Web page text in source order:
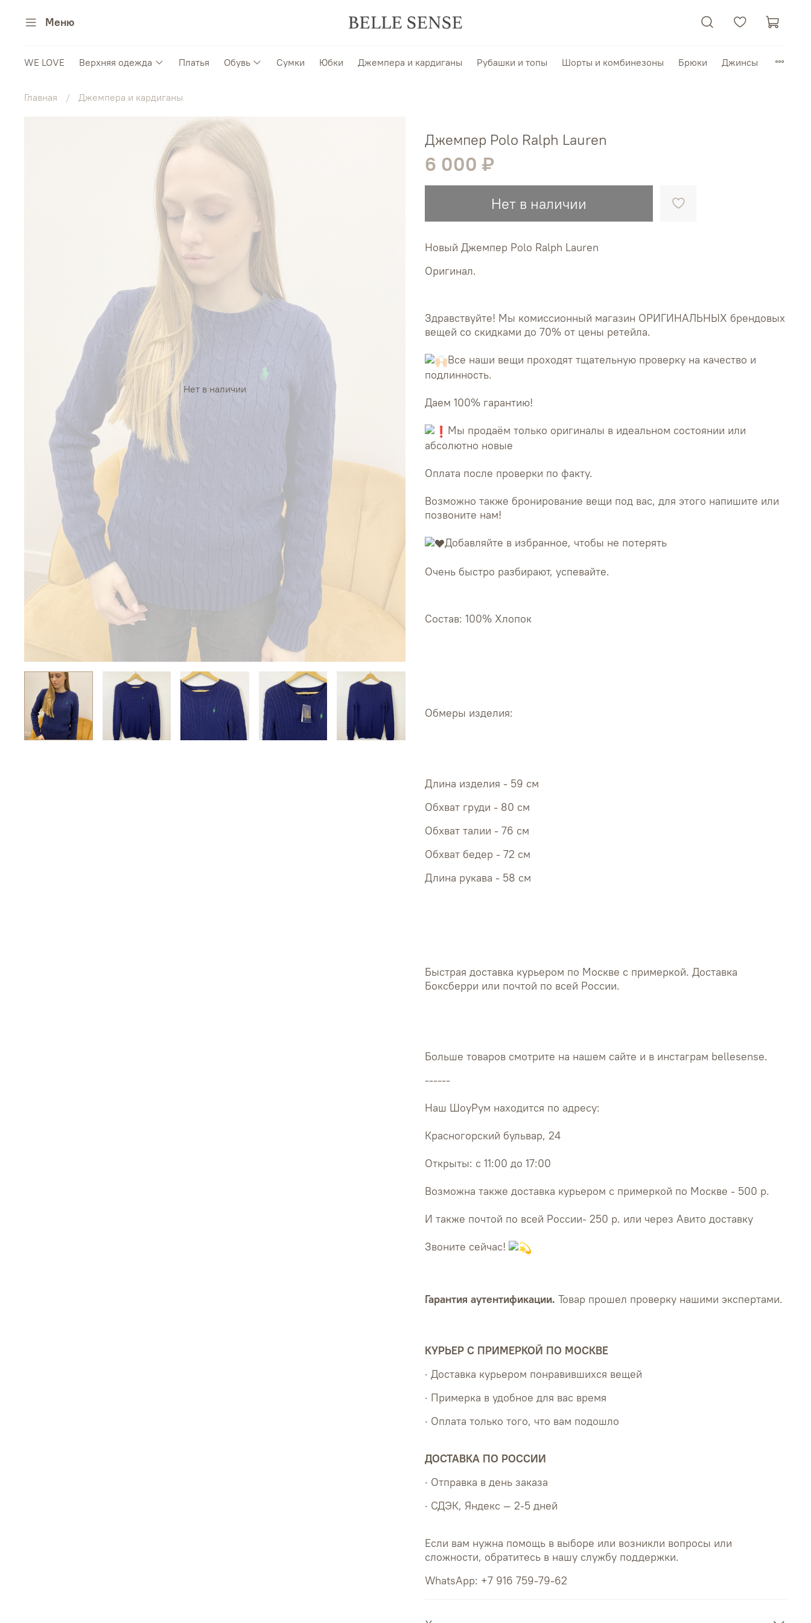
Меню
WE LOVE Верхняя одежда Платья Обувь Сумки Юбки Джемпера и кардиганы Рубашки и топы Шорты и комбинезоны Брюки Джинсы
Главная Джемпера и кардиганы
Нет в наличии
Джемпер Polo Ralph Lauren
6 000 ₽
Нет в наличии
Новый Джемпер Polo Ralph Lauren
Оригинал.
Здравствуйте! Мы комиссионный магазин ОРИГИНАЛЬНЫХ брендовых
вещей со скидками до 70% от цены ретейла.
Все наши вещи проходят тщательную проверку на качество и
подлинность.
Даем 100% гарантию!
Мы продаём только оригиналы в идеальном состоянии или
абсолютно новые
Оплата после проверки по факту.
Возможно также бронирование вещи под вас, для этого напишите или
позвоните нам!
Добавляйте в избранное, чтобы не потерять
Очень быстро разбирают, успевайте.
Состав: 100% Хлопок
Обмеры изделия:
Длина изделия - 59 см
Обхват груди - 80 см
Обхват талии - 76 см
Обхват бедер - 72 см
Длина рукава - 58 см
Быстрая доставка курьером по Москве с примеркой. Доставка
Боксберри или почтой по всей России.
Больше товаров смотрите на нашем сайте и в инстаграм bellesense.
------
Наш ШоуРум находится по адресу:
Красногорский бульвар, 24
Открыты: с 11:00 до 17:00
Возможна также доставка курьером с примеркой по Москве - 500 р.
И также почтой по всей России- 250 р. или через Авито доставку
Звоните сейчас!
Гарантия аутентификации. Товар прошел проверку нашими экспертами.
КУРЬЕР С ПРИМЕРКОЙ ПО МОСКВЕ
· Доставка курьером понравившихся вещей
· Примерка в удобное для вас время
· Оплата только того, что вам подошло
ДОСТАВКА ПО РОССИИ
· Отправка в день заказа
· СДЭК, Яндекс — 2-5 дней
Если вам нужна помощь в выборе или возникли вопросы или
сложности, обратитесь в нашу службу поддержки.
WhatsApp: +7 916 759-79-62